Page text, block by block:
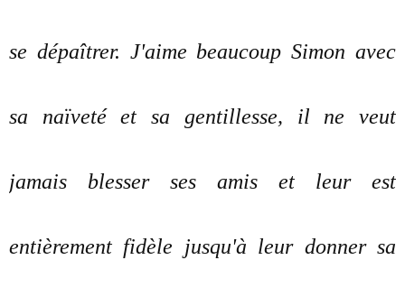
se dépaîtrer. J'aime beaucoup Simon avec
sa naïveté et sa gentillesse, il ne veut
jamais blesser ses amis et leur est
entièrement fidèle jusqu'à leur donner sa